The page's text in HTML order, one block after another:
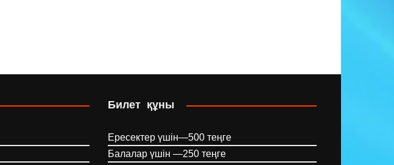
Билет құны
Ересектер үшін—500 теңге
Балалар үшін —250 теңге